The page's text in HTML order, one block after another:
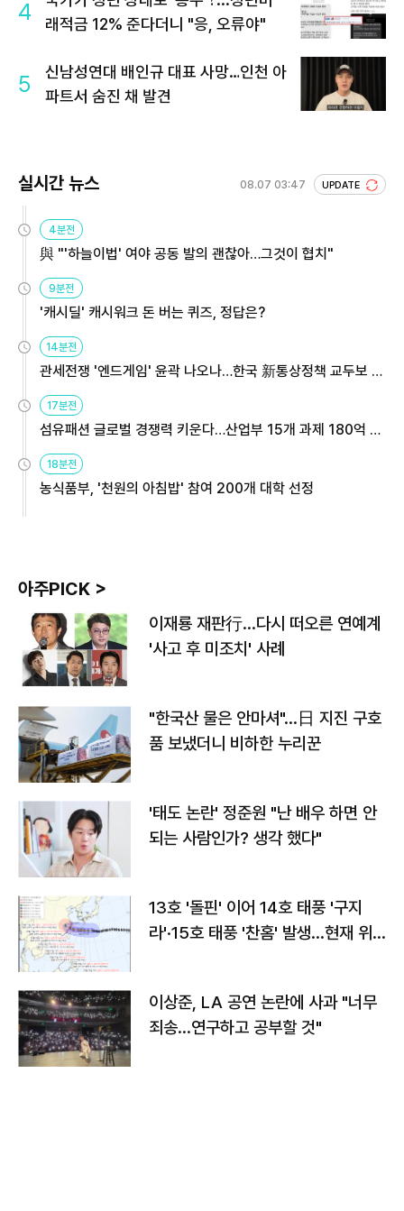
4
래적금 12% 준다더니 "응, 오류야"
5
신남성연대 배인규 대표 사망…인천 아
파트서 숨진 채 발견
실시간 뉴스 08.07 03:47 UPDATE
4분전
與 "'하늘이법' 여야 공동 발의 괜찮아…그것이 협치"
9분전
'캐시딜' 캐시워크 돈 버는 퀴즈, 정답은?
14분전
관세전쟁 '엔드게임' 윤곽 나오나…한국 新통상정책 교두보 활
용해야
17분전
섬유패션 글로벌 경쟁력 키운다…산업부 15개 과제 180억 지
원
18분전
농식품부, '천원의 아침밥' 참여 200개 대학 선정
아주PICK >
이재룡 재판行…다시 떠오른 연예계
'사고 후 미조치' 사례
"한국산 물은 안마셔"…日 지진 구호
품 보냈더니 비하한 누리꾼
'태도 논란' 정준원 "난 배우 하면 안
되는 사람인가? 생각 했다"
13호 '돌핀' 이어 14호 태풍 '구지
라'·15호 태풍 '찬홈' 발생…현재 위
이상준, LA 공연 논란에 사과 "너무
죄송…연구하고 공부할 것"